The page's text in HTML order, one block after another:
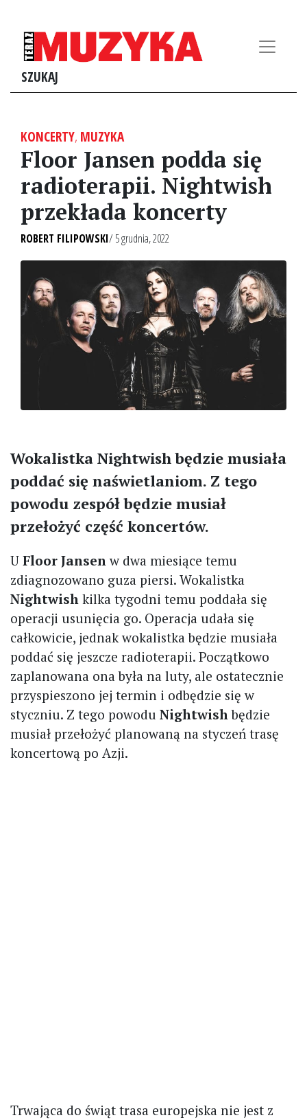
SZUKAJ
KONCERTY, MUZYKA
Floor Jansen podda się
radioterapii. Nightwish
przekłada koncerty
ROBERT FILIPOWSKI/ 5 grudnia, 2022
Wokalistka Nightwish będzie musiała
poddać się naświetlaniom. Z tego
powodu zespół będzie musiał
przełożyć część koncertów.
U Floor Jansenw dwa miesiące temu
zdiagnozowano guza piersi. Wokalistka
Nightwish kilka tygodni temu poddała się
operacji usunięcia go. Operacja udała się
całkowicie, jednak wokalistka będzie musiała
poddać się jeszcze radioterapii. Początkowo
zaplanowana ona była na luty, ale ostatecznie
przyspieszono jej termin i odbędzie się w
styczniu. Z tego powodu Nightwishbędzie
musiał przełożyć planowaną na styczeń trasę
koncertową po Azji.
Trwająca do świąt trasa europejska nie jest z